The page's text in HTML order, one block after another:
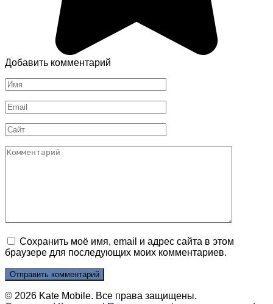
Добавить комментарий
Имя
*
Email
*
Сайт
Комментарий
Сохранить моё имя, email и адрес сайта в этом
браузере для последующих моих комментариев.
© 2026 Kate Mobile. Все права защищены.